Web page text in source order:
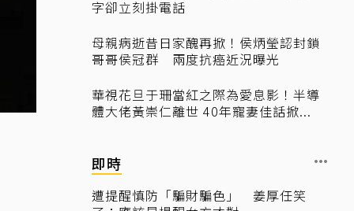
字卻立刻掛電話
母親病逝昔日家醜再掀！侯炳瑩認封鎖
哥哥侯冠群 兩度抗癌近況曝光
華視花旦于珊當紅之際為愛息影！半導
體大佬黃崇仁離世 40年寵妻佳話掀...
即時
遭提醒慎防「騙財騙色」 姜厚任笑